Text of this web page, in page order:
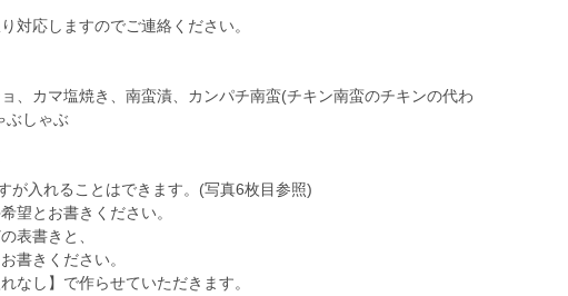
対応しますのでご連絡ください。
、カマ塩焼き、南蛮漬、カンパチ南蛮(チキン南蛮のチキンの代わ
ぶしゃぶ
が入れることはできます。(写真6枚目参照)
望とお書きください。
表書きと、
書きください。
なし】で作らせていただきます。